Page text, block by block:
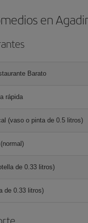
en
Barato
rápida
(vaso o pinta de 0.5 litros)
de 0.33 litros)
de 0.33 litros)